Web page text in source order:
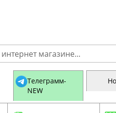
Телеграмм-
NEW